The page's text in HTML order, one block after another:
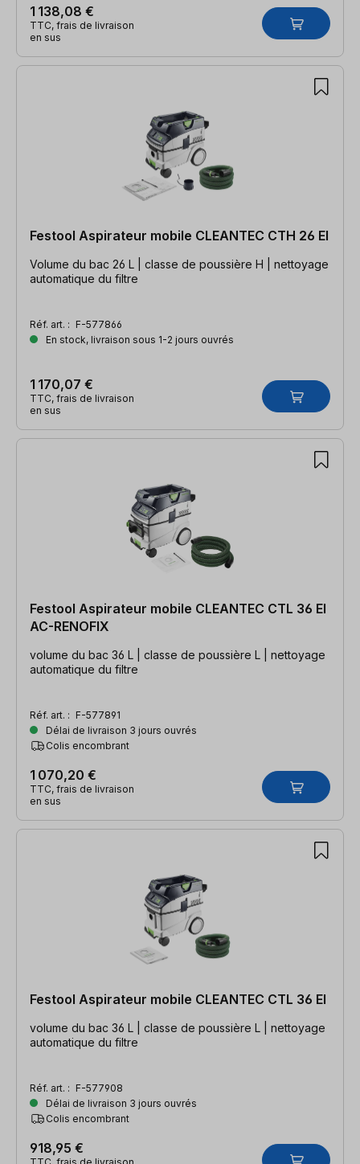
1 138,08 €
TTC, frais de livraison
en sus
Festool Aspirateur mobile CLEANTEC CTH 26 EI
Volume du bac 26 L | classe de poussière H | nettoyage
automatique du filtre
Réf. art. : F-577866
En stock, livraison sous 1-2 jours ouvrés
1 170,07 €
TTC, frais de livraison
en sus
Festool Aspirateur mobile CLEANTEC CTL 36 EI
AC-RENOFIX
volume du bac 36 L | classe de poussière L | nettoyage
automatique du filtre
Réf. art. : F-577891
Délai de livraison 3 jours ouvrés
Colis encombrant
1 070,20 €
TTC, frais de livraison
en sus
Festool Aspirateur mobile CLEANTEC CTL 36 EI
volume du bac 36 L | classe de poussière L | nettoyage
automatique du filtre
Réf. art. : F-577908
Délai de livraison 3 jours ouvrés
Colis encombrant
918,95 €